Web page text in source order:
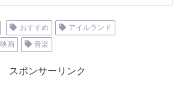
おすすめ
アイルランド
映画 音楽
スポンサーリンク